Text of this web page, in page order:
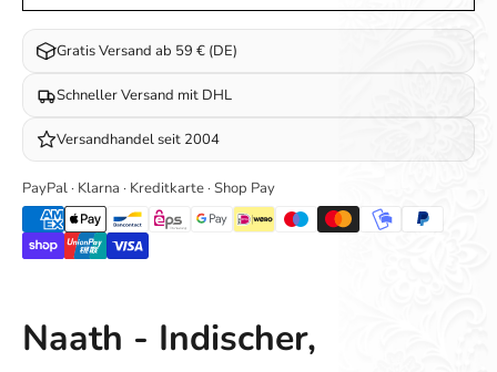
Gratis Versand ab 59 € (DE)
Schneller Versand mit DHL
Versandhandel seit 2004
PayPal · Klarna · Kreditkarte · Shop Pay
Naath - Indischer,